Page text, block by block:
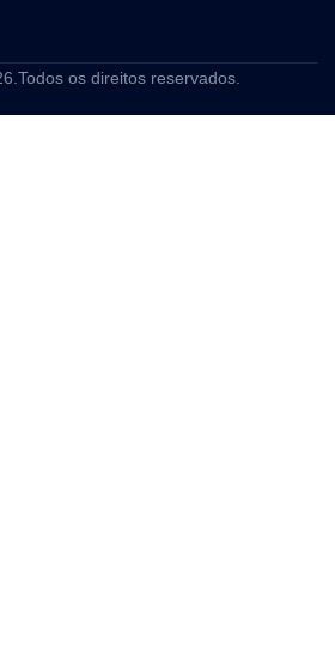
os direitos reservados.